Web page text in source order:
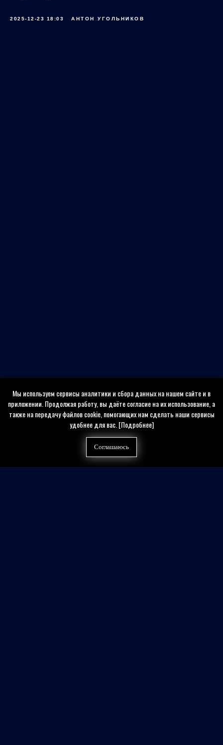
Мы используем сервисы аналитики и сбора данных на нашем сайте и в
приложении. Продолжая работу, вы даёте согласие на их использование, а
также на передачу файлов cookie, помогающих нам сделать наши сервисы
удобнее для вас.[Подробнее]
Соглашаюсь
2025-12-23 18:03 АНТОН УГОЛЬНИКОВ